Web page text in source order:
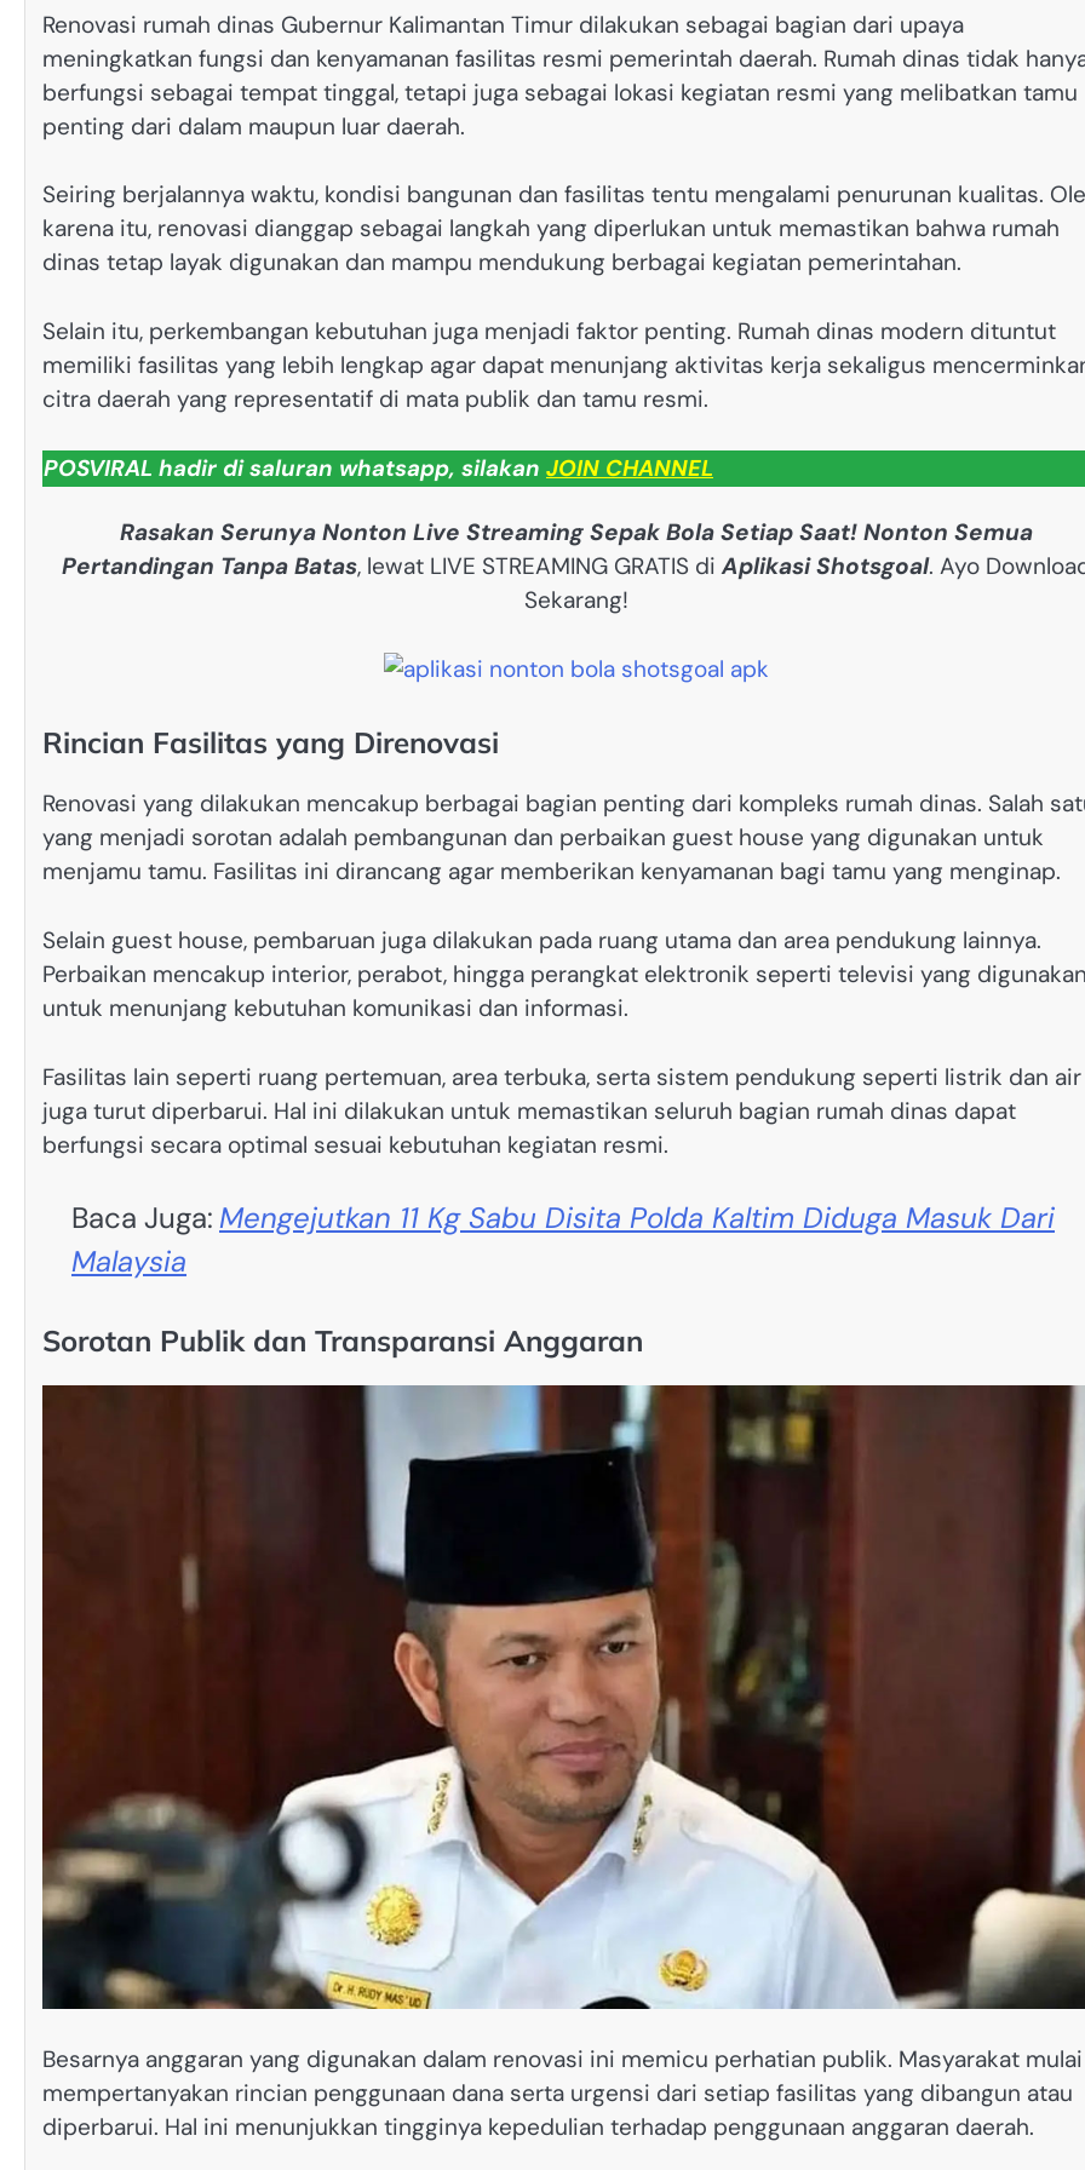
Renovasi rumah dinas Gubernur Kalimantan Timur dilakukan sebagai bagian dari upaya
meningkatkan fungsi dan kenyamanan fasilitas resmi pemerintah daerah. Rumah dinas tidak
berfungsi sebagai tempat tinggal, tetapi juga sebagai lokasi kegiatan resmi yang melibatkan tamu
penting dari dalam maupun luar daerah.
Seiring berjalannya waktu, kondisi bangunan dan fasilitas tentu mengalami penurunan kualitas.
karena itu, renovasi dianggap sebagai langkah yang diperlukan untuk memastikan bahwa rumah
dinas tetap layak digunakan dan mampu mendukung berbagai kegiatan pemerintahan.
Selain itu, perkembangan kebutuhan juga menjadi faktor penting. Rumah dinas modern dituntut
memiliki fasilitas yang lebih lengkap agar dapat menunjang aktivitas kerja sekaligus
citra daerah yang representatif di mata publik dan tamu resmi.
POSVIRAL hadir di saluran whatsapp, silakan JOIN CHANNEL
Rasakan Serunya Nonton Live Streaming Sepak Bola Setiap Saat! Nonton Semua
Pertandingan Tanpa Batas, lewat LIVE STREAMING GRATIS diAplikasi Shotsgoal. Ayo
Sekarang!
Rincian Fasilitas yang Direnovasi
Renovasi yang dilakukan mencakup berbagai bagian penting dari kompleks rumah dinas. Salah
yang menjadi sorotan adalah pembangunan dan perbaikan guest house yang digunakan untuk
menjamu tamu. Fasilitas ini dirancang agar memberikan kenyamanan bagi tamu yang menginap.
Selain guest house, pembaruan juga dilakukan pada ruang utama dan area pendukung lainnya.
Perbaikan mencakup interior, perabot, hingga perangkat elektronik seperti televisi yang digunakan
untuk menunjang kebutuhan komunikasi dan informasi.
Fasilitas lain seperti ruang pertemuan, area terbuka, serta sistem pendukung seperti listrik dan air
juga turut diperbarui. Hal ini dilakukan untuk memastikan seluruh bagian rumah dinas dapat
berfungsi secara optimal sesuai kebutuhan kegiatan resmi.
Baca Juga:Mengejutkan 11 Kg Sabu Disita Polda Kaltim Diduga Masuk Dari
Malaysia
Sorotan Publik dan Transparansi Anggaran
Besarnya anggaran yang digunakan dalam renovasi ini memicu perhatian publik. Masyarakat mulai
mempertanyakan rincian penggunaan dana serta urgensi dari setiap fasilitas yang dibangun atau
diperbarui. Hal ini menunjukkan tingginya kepedulian terhadap penggunaan anggaran daerah.